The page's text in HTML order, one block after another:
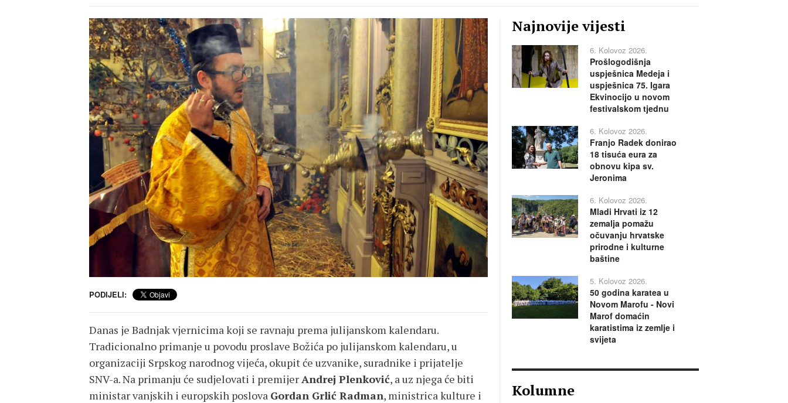
PODIJELI:
Danas je Badnjak vjernicima koji se ravnaju prema julijanskom kalendaru.
Tradicionalno primanje u povodu proslave Božića po julijanskom kalendaru, u
organizaciji Srpskog narodnog vijeća, okupit će uzvanike, suradnike i prijatelje
SNV-a. Na primanju će sudjelovati i premijerAndrej Plenković, a uz njega će biti
ministar vanjskih i europskih poslova Gordan Grlić Radman, ministrica kulture i
Najnovije vijesti
6. Kolovoz 2026.
Prošlogodišnja
uspješnica Medeja i
uspješnica 75. Igara
Ekvinocijo u novom
festivalskom tjednu
6. Kolovoz 2026.
Franjo Radek donirao
18 tisuća eura za
obnovu kipa sv.
Jeronima
6. Kolovoz 2026.
Mladi Hrvati iz 12
zemalja pomažu
očuvanju hrvatske
prirodne i kulturne
baštine
5. Kolovoz 2026.
50 godina karatea u
Novom Marofu - Novi
Marof domaćin
karatistima iz zemlje i
svijeta
Kolumne